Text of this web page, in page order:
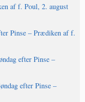
af f. Poul, 2. august
Pinse – Prædiken af f.
efter Pinse –
efter Pinse –